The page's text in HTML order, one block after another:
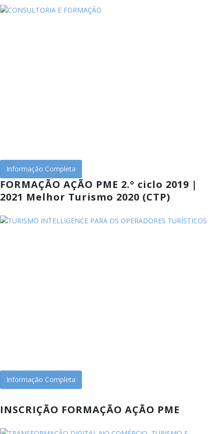
Informação Completa
FORMAÇÃO AÇÃO PME 2.º ciclo 2019 |
2021 Melhor Turismo 2020 (CTP)
Informação Completa
INSCRIÇÃO FORMAÇÃO AÇÃO PME